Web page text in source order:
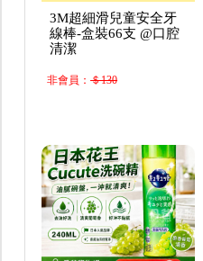
3M超細滑兒童安全牙
線棒-盒裝66支 @口腔
清潔
非會員：＄130